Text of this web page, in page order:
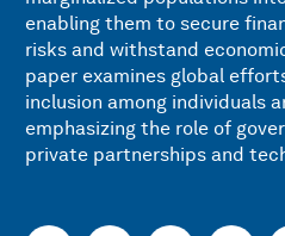
enabling them to secure
risks and withstand
paper examines global
inclusion among individuals
emphasizing the role of
private partnerships and